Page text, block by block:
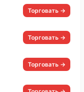
Торговать →
Торговать →
Торговать →